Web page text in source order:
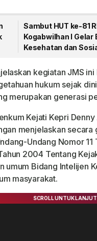
Sambut HUT ke-81
Kogabwilhan I Gelar
Kesehatan dan
kegiatan JMS
hukum sejak
merupakan generasi
Kejati Kepri
menjelaskan
Undang Nomor
2004 Tentang
umum Bidang Intelijen
masyarakat.